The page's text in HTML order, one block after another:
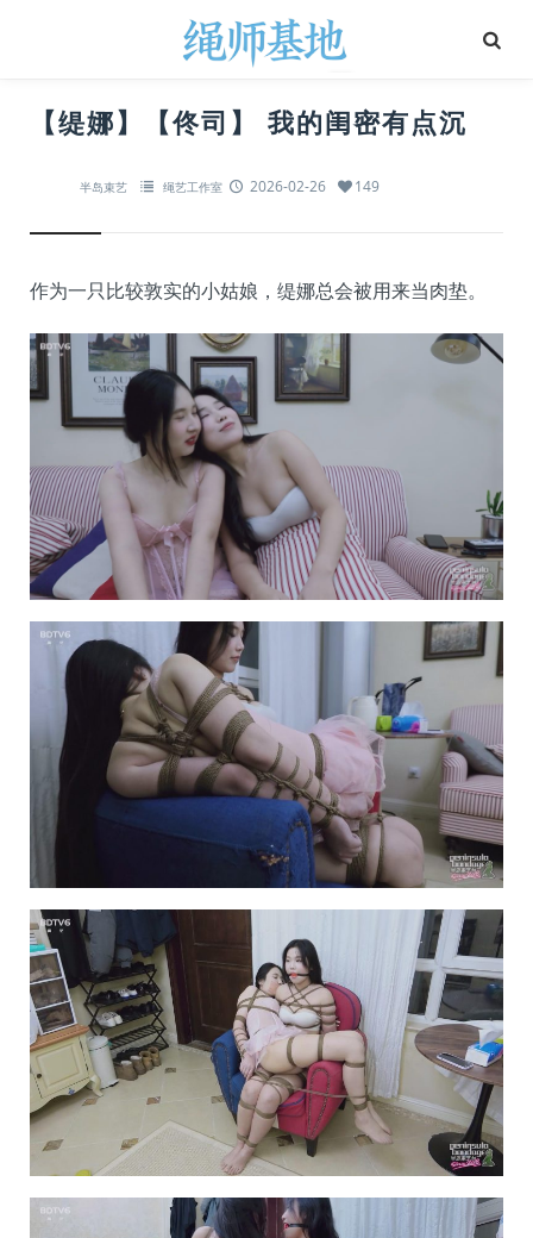
【缇娜】【佟司】 我的闺密有点沉
半岛束艺 绳艺工作室 2026-02-26 149
作为一只比较敦实的小姑娘，缇娜总会被用来当肉垫。